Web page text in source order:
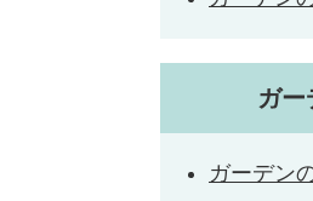
ガー
ガーデン